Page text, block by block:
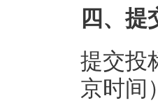
四、提
提交投
京时间）